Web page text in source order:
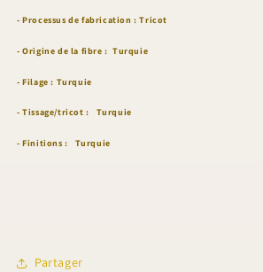
- Processus de fabrication : Tricot
- Origine de la fibre : Turquie
- Filage : Turquie
- Tissage/tricot : Turquie
- Finitions : Turquie
Partager